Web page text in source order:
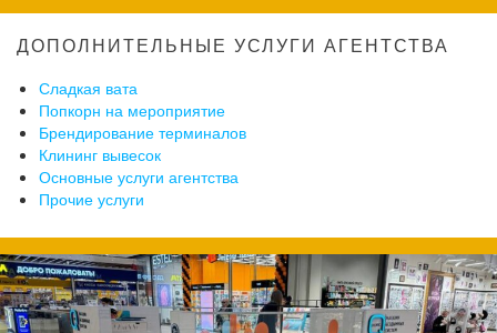
ДОПОЛНИТЕЛЬНЫЕ УСЛУГИ АГЕНТСТВА
Сладкая вата
Попкорн на мероприятие
Брендирование терминалов
Клининг вывесок
Основные услуги агентства
Прочие услуги